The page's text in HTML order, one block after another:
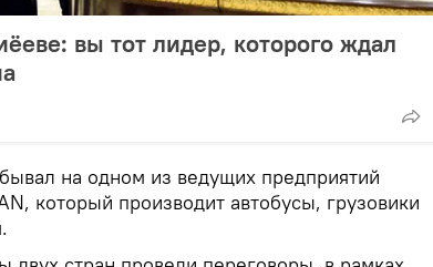
вы тот лидер, которого ждал
на одном из ведущих предприятий
который производит автобусы, грузовики